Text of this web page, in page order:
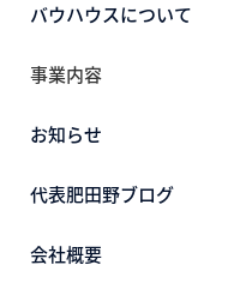
バウハウスについて
事業内容
お知らせ
代表肥田野ブログ
会社概要